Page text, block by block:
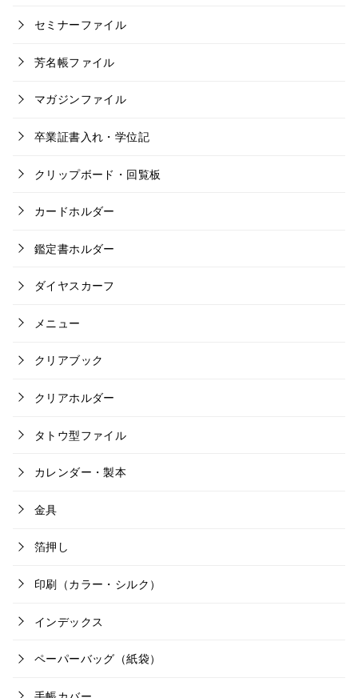
セミナーファイル
芳名帳ファイル
マガジンファイル
卒業証書入れ・学位記
クリップボード・回覧板
カードホルダー
鑑定書ホルダー
ダイヤスカーフ
メニュー
クリアブック
クリアホルダー
タトウ型ファイル
カレンダー・製本
金具
箔押し
印刷（カラー・シルク）
インデックス
ペーパーバッグ（紙袋）